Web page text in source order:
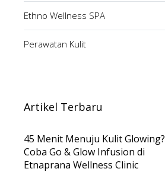
Ethno Wellness SPA
Perawatan Kulit
Artikel Terbaru
45 Menit Menuju Kulit Glowing?
Coba Go & Glow Infusion di
Etnaprana Wellness Clinic